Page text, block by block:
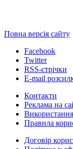
Повна версія сайту
Facebook
Twitter
RSS-стрічки
E-mail
Контакти
Реклама на
Правила
Договір